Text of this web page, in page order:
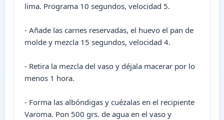
lima. Programa 10 segundos, velocidad 5.
- Añade las carnes reservadas, el huevo el pan de
molde y mezcla 15 segundos, velocidad 4.
- Retira la mezcla del vaso y déjala macerar por lo
menos 1 hora.
- Forma las albóndigas y cuézalas en el recipiente
Varoma. Pon 500 grs. de agua en el vaso y